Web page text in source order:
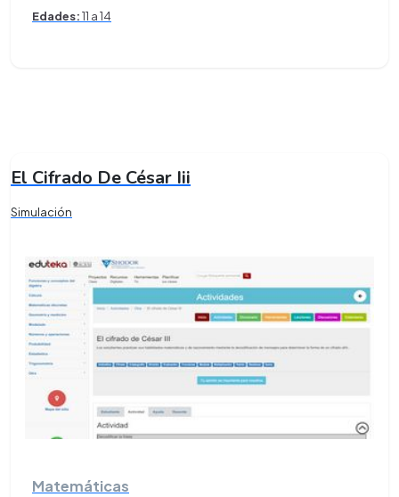
Edades:11 a 14
El Cifrado De César Iii
Simulación
Matemáticas